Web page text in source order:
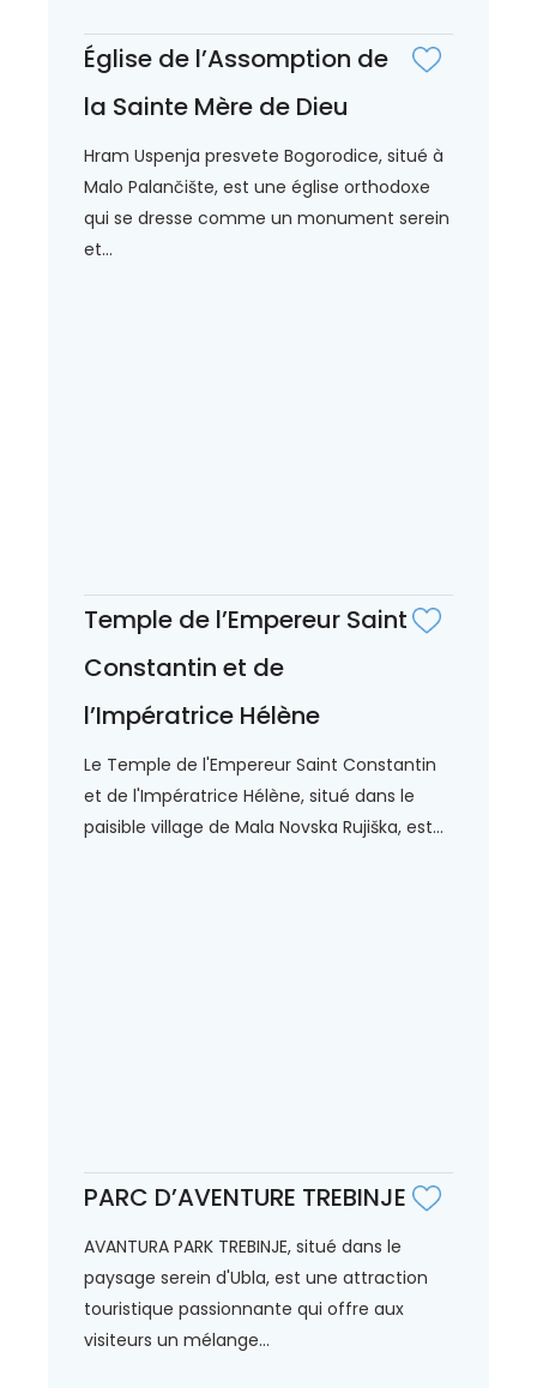
Église de l’Assomption de
la Sainte Mère de Dieu
Hram Uspenja presvete Bogorodice, situé à
Malo Palančište, est une église orthodoxe
qui se dresse comme un monument serein
et...
Temple de l’Empereur Saint
Constantin et de
l’Impératrice Hélène
Le Temple de l'Empereur Saint Constantin
et de l'Impératrice Hélène, situé dans le
paisible village de Mala Novska Rujiška, est...
PARC D’AVENTURE TREBINJE
AVANTURA PARK TREBINJE, situé dans le
paysage serein d'Ubla, est une attraction
touristique passionnante qui offre aux
visiteurs un mélange...